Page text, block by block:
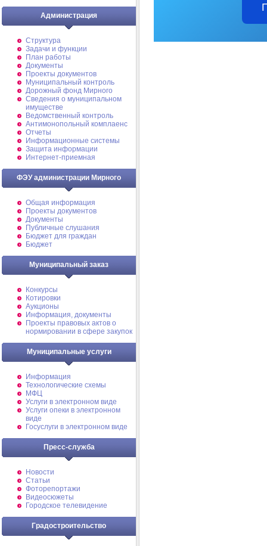
Администрация
Структура
Задачи и функции
План работы
Документы
Проекты документов
Муниципальный контроль
Дорожный фонд Мирного
Cведения о муниципальном
имуществе
Ведомственный контроль
Антимонопольный комплаенс
Отчеты
Информационные системы
Защита информации
Интернет-приемная
ФЭУ администрации Мирного
Общая информация
Проекты документов
Документы
Публичные слушания
Бюджет для граждан
Бюджет
Муниципальный заказ
Конкурсы
Котировки
Аукционы
Информация, документы
Проекты правовых актов о
нормировании в сфере закупок
Муниципальные услуги
Информация
Технологические схемы
МФЦ
Услуги в электронном виде
Услуги опеки в электронном
виде
Госуслуги в электронном виде
Пресс-служба
Новости
Статьи
Фоторепортажи
Видеосюжеты
Городское телевидение
Градостроительство